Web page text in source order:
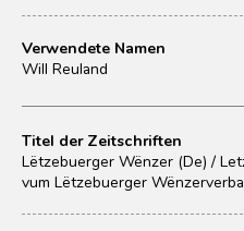
Verwendete Namen
Will Reuland
Titel der Zeitschriften
Lëtzebuerger Wënzer (De) /
vum Lëtzebuerger